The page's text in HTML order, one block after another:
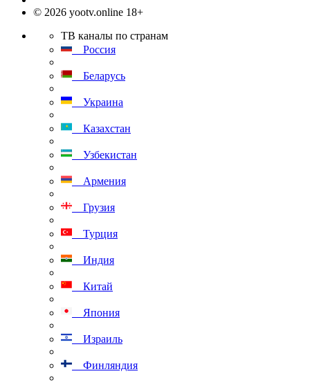
© 2026 yootv.online 18+
ТВ каналы по странам
Россия
Беларусь
Украина
Казахстан
Узбекистан
Армения
Грузия
Турция
Индия
Китай
Япония
Израиль
Финляндия